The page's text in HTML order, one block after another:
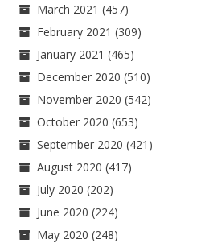
March 2021 (457)
February 2021 (309)
January 2021 (465)
December 2020 (510)
November 2020 (542)
October 2020 (653)
September 2020 (421)
August 2020 (417)
July 2020 (202)
June 2020 (224)
May 2020 (248)